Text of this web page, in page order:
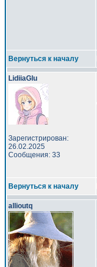
Вернуться к началу
LidiiaGlu
Зарегистрирован:
26.02.2025
Сообщения: 33
Вернуться к началу
allioutq